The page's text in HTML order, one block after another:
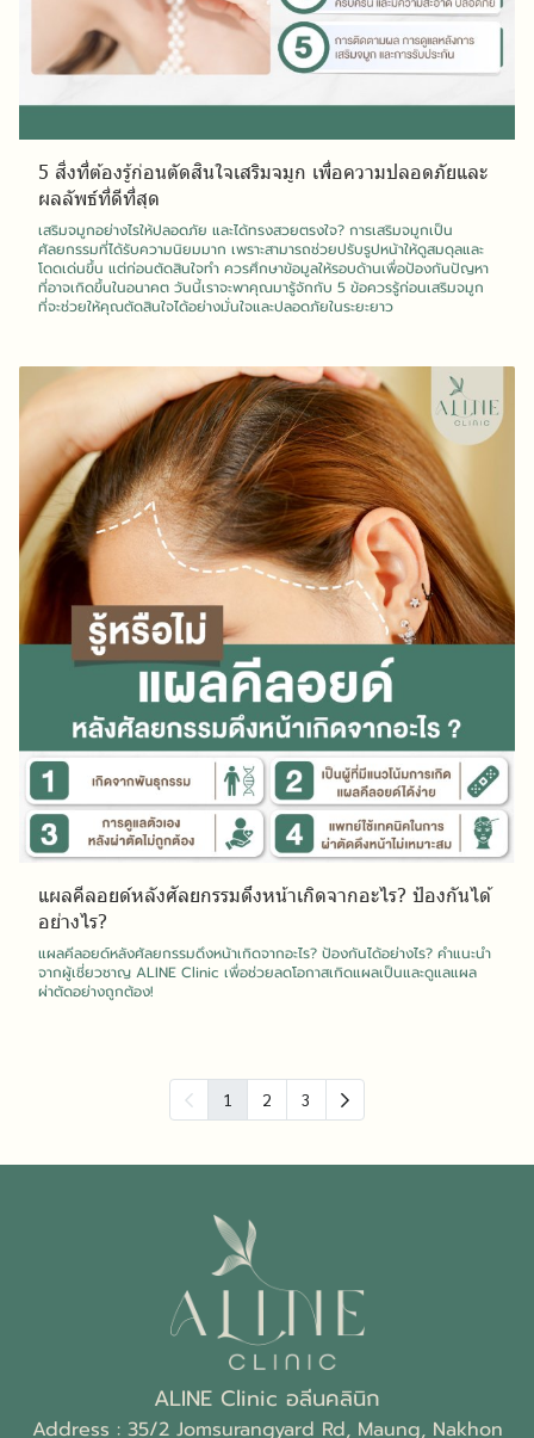
5 สิ่งที่ต้องรู้ก่อนตัดสินใจเสริมจมูก เพื่อความปลอดภัยและ
ผลลัพธ์ที่ดีที่สุด
เสริมจมูกอย่างไรให้ปลอดภัย และได้ทรงสวยตรงใจ? การเสริมจมูกเป็น
ศัลยกรรมที่ได้รับความนิยมมาก เพราะสามารถช่วยปรับรูปหน้าให้ดูสมดุลและ
โดดเด่นขึ้น แต่ก่อนตัดสินใจทำ ควรศึกษาข้อมูลให้รอบด้านเพื่อป้องกันปัญหา
ที่อาจเกิดขึ้นในอนาคต วันนี้เราจะพาคุณมารู้จักกับ 5 ข้อควรรู้ก่อนเสริมจมูก
ที่จะช่วยให้คุณตัดสินใจได้อย่างมั่นใจและปลอดภัยในระยะยาว
แผลคีลอยด์หลังศัลยกรรมดึงหน้าเกิดจากอะไร? ป้องกันได้
อย่างไร?
แผลคีลอยด์หลังศัลยกรรมดึงหน้าเกิดจากอะไร? ป้องกันได้อย่างไร? คำแนะนำ
จากผู้เชี่ยวชาญ ALINE Clinic เพื่อช่วยลดโอกาสเกิดแผลเป็นและดูแลแผล
ผ่าตัดอย่างถูกต้อง!
1 2 3
ALINE Clinic อลีนคลินิก
Address : 35/2 Jomsurangyard Rd, Maung, Nakhon